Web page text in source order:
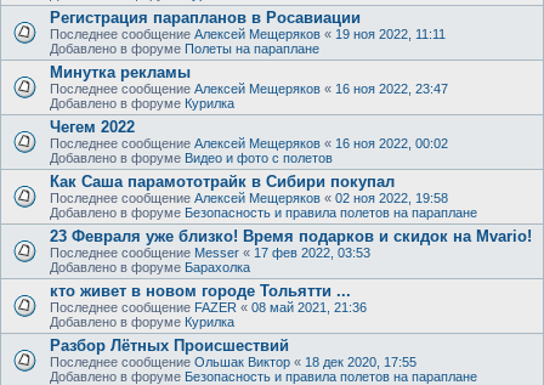
Регистрация парапланов в Росавиации
Последнее сообщение Алексей Мещеряков « 19 ноя 2022, 11:11
Добавлено в форуме Полеты на параплане
Минутка рекламы
Последнее сообщение Алексей Мещеряков « 16 ноя 2022, 23:47
Добавлено в форуме Курилка
Чегем 2022
Последнее сообщение Алексей Мещеряков « 16 ноя 2022, 00:02
Добавлено в форуме Видео и фото с полетов
Как Саша парамототрайк в Сибири покупал
Последнее сообщение Алексей Мещеряков « 02 ноя 2022, 19:58
Добавлено в форуме Безопасность и правила полетов на параплане
23 Февраля уже близко! Время подарков и скидок на Mvario!
Последнее сообщение Messer « 17 фев 2022, 03:53
Добавлено в форуме Барахолка
кто живет в новом городе Тольятти ...
Последнее сообщение FAZER « 08 май 2021, 21:36
Добавлено в форуме Курилка
Разбор Лётных Происшествий
Последнее сообщение Ольшак Виктор « 18 дек 2020, 17:55
Добавлено в форуме Безопасность и правила полетов на параплане